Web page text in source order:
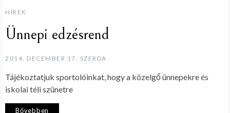
HÍREK
Ünnepi edzésrend
2014. DECEMBER 17. SZERDA
Tájékoztatjuk sportolóinkat, hogy a közelgő ünnepekre és
iskolai téli szünetre
Bővebben